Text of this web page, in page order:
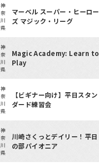
神
奈
川
県
マーベル スーパー・ヒーロー
ズ マジック・リーグ
神
奈
川
県
Magic Academy: Learn to
Play
神
奈
川
県
【ビギナー向け】平日スタン
ダード練習会
神
奈
川
県
川崎さくっとデイリー！平日
の部パイオニア